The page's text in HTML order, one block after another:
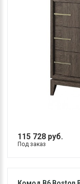
115 728 руб.
Под заказ